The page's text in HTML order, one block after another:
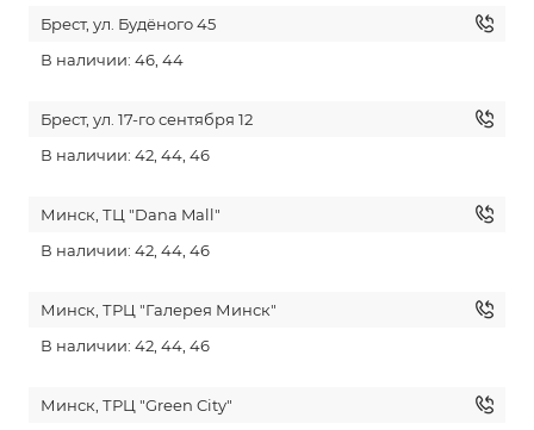
Брест, ул. Будёного 45
В наличии: 46, 44
Брест, ул. 17-го сентября 12
В наличии: 42, 44, 46
Минск, ТЦ "Dana Mall"
В наличии: 42, 44, 46
Минск, ТРЦ "Галерея Минск"
В наличии: 42, 44, 46
Минск, ТРЦ "Green City"